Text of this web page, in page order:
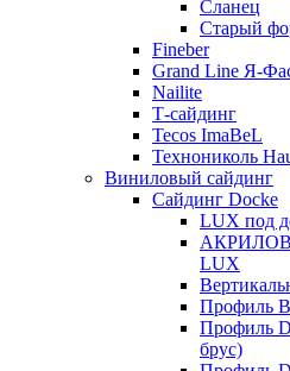
Сланец
Старый
Fineber
Grand Line Я-
Nailite
Т-сайдинг
Tecos ImaBeL
Технониколь
Виниловый сайдинг
Сайдинг Docke
LUX под
LUX
Профиль
Профиль
брус)